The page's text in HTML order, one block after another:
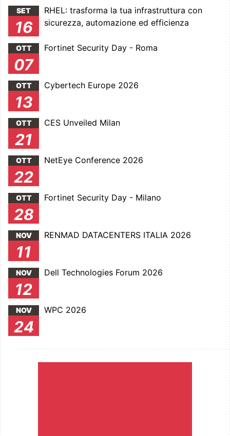
SET
16
RHEL: trasforma la tua infrastruttura con
sicurezza, automazione ed efficienza
OTT
07
Fortinet Security Day - Roma
OTT
13
Cybertech Europe 2026
OTT
21
CES Unveiled Milan
OTT
22
NetEye Conference 2026
OTT
28
Fortinet Security Day - Milano
NOV
11
RENMAD DATACENTERS ITALIA 2026
NOV
12
Dell Technologies Forum 2026
NOV
24
WPC 2026